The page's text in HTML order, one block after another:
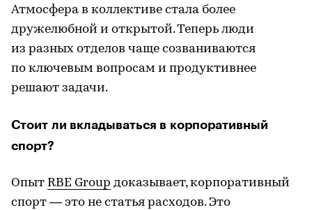
Атмосфера в коллективе стала более
дружелюбной и открытой. Теперь люди
из разных отделов чаще созваниваются
по ключевым вопросам и продуктивнее
решают задачи.
Стоит ли вкладываться в корпоративный
спорт?
Опыт RBE Group доказывает, корпоративный
спорт — это не статья расходов. Это